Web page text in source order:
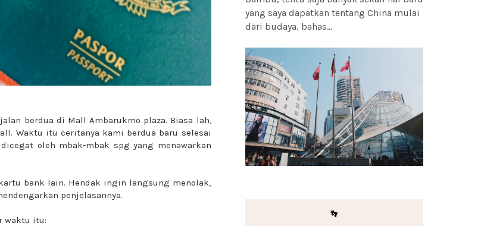
berdua di Mall Ambarukmo plaza. Biasa lah,
Waktu itu ceritanya kami berdua baru selesai
oleh mbak-mbak spg yang menawarkan
bank lain. Hendak ingin langsung menolak,
penjelasannya.
waktu itu:
yang saya dapatkan tentang China mulai
dari budaya, bahas...
👣